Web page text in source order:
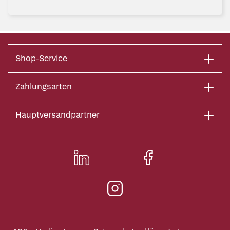
Shop-Service
Zahlungsarten
Hauptversandpartner